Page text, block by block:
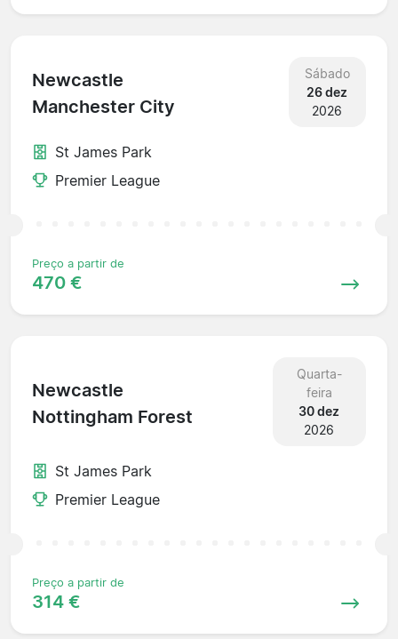
Newcastle
Manchester City
Sábado
26 dez
2026
St James Park
Premier League
Preço a partir de
470 €
Newcastle
Nottingham Forest
Quarta-
feira
30 dez
2026
St James Park
Premier League
Preço a partir de
314 €